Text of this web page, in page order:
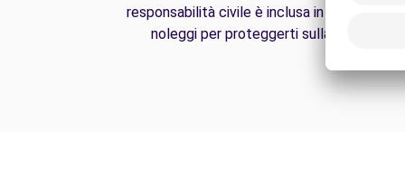
responsabilità civile è inclusa in tutti i nostri
noleggi per proteggerti sulla strada.